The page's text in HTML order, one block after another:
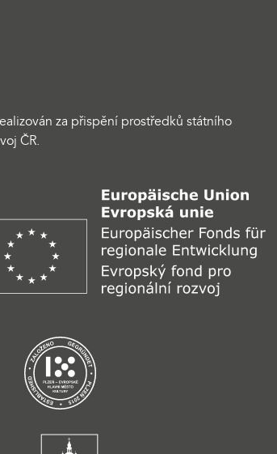
za přispění prostředků státního
ČR.